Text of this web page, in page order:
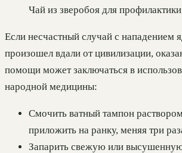
Чай из зверобоя для
Если несчастный случай с нападением
произошел вдали от цивилизации,
помощи может заключаться в
народной медицины:
Смочить ватный тампон
приложить на ранку, меняя три
Запарить свежую или